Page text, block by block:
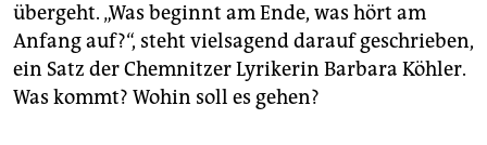
übergeht. „Was beginnt am Ende, was hört am
Anfang auf?“, steht vielsagend darauf geschrieben,
ein Satz der Chemnitzer Lyrikerin Barbara Köhler.
Was kommt? Wohin soll es gehen?